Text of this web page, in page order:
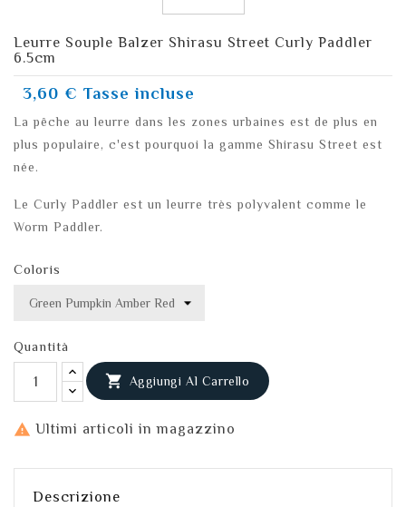
Leurre Souple Balzer Shirasu Street Curly Paddler
6.5cm
3,60 € Tasse incluse
La pêche au leurre dans les zones urbaines est de plus en
plus populaire, c'est pourquoi la gamme Shirasu Street est
née.
Le Curly Paddler est un leurre très polyvalent comme le
Worm Paddler.
Coloris
Quantità
 Aggiungi Al Carrello
 Ultimi articoli in magazzino
Descrizione